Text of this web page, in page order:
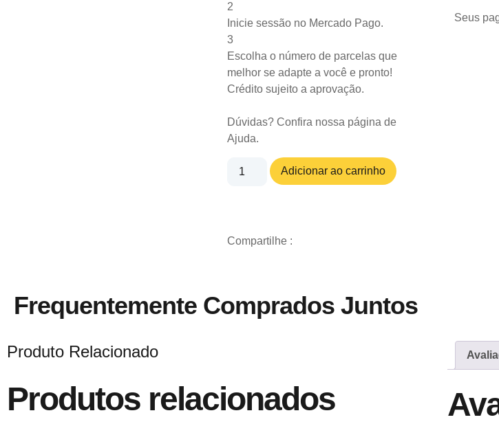
2
Inicie sessão no Mercado Pago.
3
Escolha o número de parcelas que
melhor se adapte a você e pronto!
Crédito sujeito a aprovação.
Dúvidas? Confira nossa página de
Ajuda.
Adicionar ao carrinho
Compartilhe :
Seus
Frequentemente Comprados Juntos
Produto Relacionado
Produtos relacionados